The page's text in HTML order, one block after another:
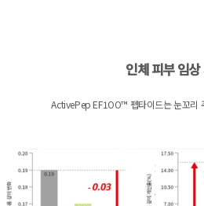
인체 피부 임상
ActivePep EF1OO™ 펩타이드는 눈꼬리